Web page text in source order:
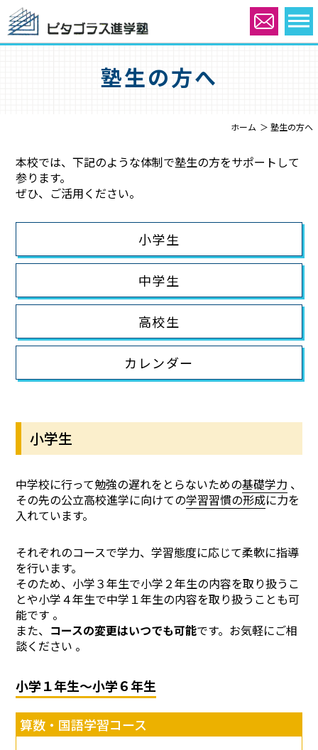
塾生の方へ
ホーム 塾生の方へ
本校では、下記のような体制で塾生の方をサポートして
参ります。
ぜひ、ご活用ください。
小学生
中学生
高校生
カレンダー
小学生
中学校に行って勉強の遅れをとらないための基礎学力 、
その先の公立高校進学に向けての学習習慣の形成に力を
入れています。
それぞれのコースで学力、学習態度に応じて柔軟に指導
を行います。
そのため、小学３年生で小学２年生の内容を取り扱うこ
とや小学４年生で中学１年生の内容を取り扱うことも可
能です 。
また、 コースの変更はいつでも可能です。お気軽にご相
談ください 。
小学１年生～小学６年生
算数・国語学習コース